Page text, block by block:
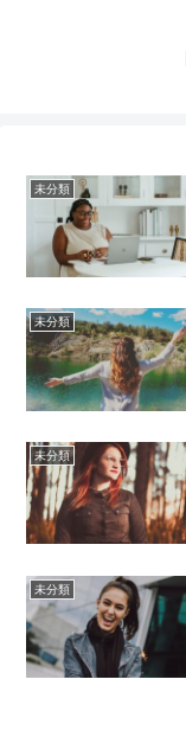
未分類
未分類
未分類
未分類